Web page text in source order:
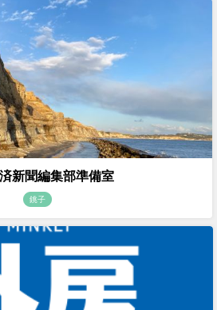
新聞編集部準備室
銚子